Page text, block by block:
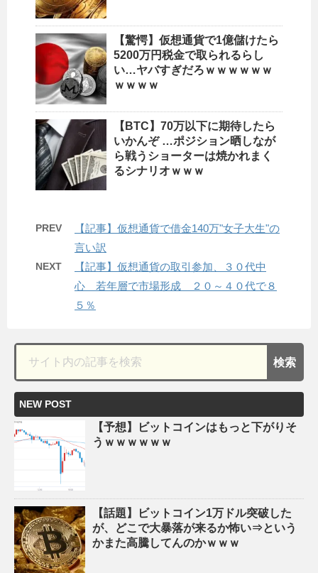
【驚愕】仮想通貨で1億儲けたら
5200万円税金で取られるらし
い…ヤバすぎだろｗｗｗｗｗｗ
ｗｗｗｗ
【BTC】70万以下に期待したら
いかんぞ …ポジション晒しなが
ら戦うショーターは焼かれまく
るシナリオｗｗｗ
PREV
【記事】仮想通貨で借金140万"女子大生"の
言い訳
NEXT
【記事】仮想通貨の取引参加、３０代中
心 若年層で市場形成 ２０～４０代で８
５％
NEW POST
【予想】ビットコインはもっと下がりそ
うｗｗｗｗｗｗ
【話題】ビットコイン1万ドル突破した
が、どこで大暴落が来るか怖い⇒という
かまた高騰してんのかｗｗｗ